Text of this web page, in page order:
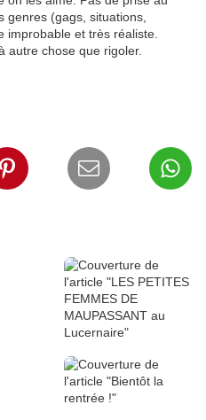
genres (gags, situations,
improbable et très réaliste.
autre chose que rigoler.